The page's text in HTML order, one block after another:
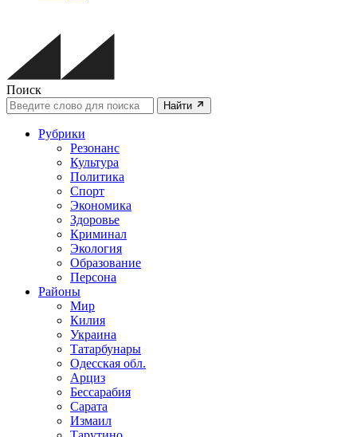
Поиск
Найти
Рубрики
Резонанс
Культура
Политика
Спорт
Экономика
Здоровье
Криминал
Экология
Образование
Персона
Районы
Мир
Килия
Украина
Татарбунары
Одесская обл.
Арциз
Бессарабия
Сарата
Измаил